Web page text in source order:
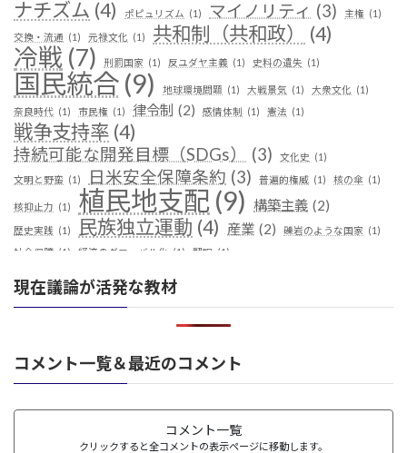
ナチズム (4) ポピュリズム (1) マイノリティ (3) 主権 (1)
交換・流通 (1) 元禄文化 (1) 共和制（共和政） (4)
冷戦 (7) 刑罰国家 (1) 反ユダヤ主義 (1) 史料の遺失 (1)
国民統合 (9) 地球環境問題 (1) 大戦景気 (1) 大衆文化 (1)
奈良時代 (1) 市民権 (1) 律令制 (2) 感情体制 (1) 憲法 (1)
戦争支持率 (4)
持続可能な開発目標（SDGs） (3) 文化史 (1)
文明と野蛮 (1) 日米安全保障条約 (3) 普遍的権威 (1) 核の傘 (1)
核抑止力 (1) 植民地支配 (9) 構築主義 (2)
歴史実践 (1) 民族独立運動 (4) 産業 (2) 礫岩のような国家 (1)
社会保障 (1) 経済のグローバル化 (1) 翻訳 (1)
革命 (1)
現在議論が活発な教材
コメント一覧＆最近のコメント
コメント一覧
クリックすると全コメントの表示ページに移動します。